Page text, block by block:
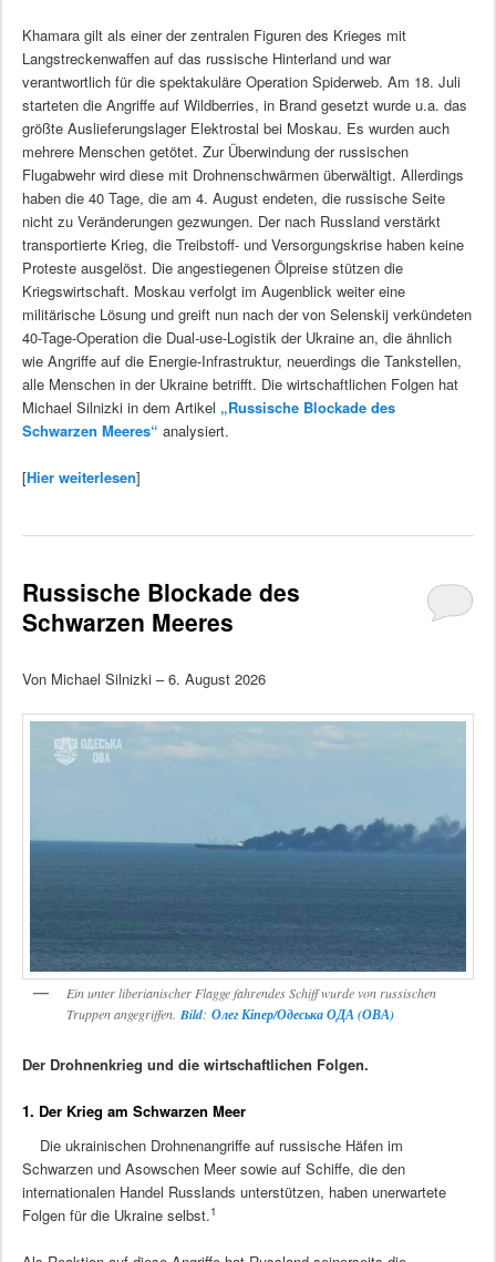
Khamara gilt als einer der zentralen Figuren des Krieges mit
Langstreckenwaffen auf das russische Hinterland und war
verantwortlich für die spektakuläre Operation Spiderweb. Am 18. Juli
starteten die Angriffe auf Wildberries, in Brand gesetzt wurde u.a. das
größte Auslieferungslager Elektrostal bei Moskau. Es wurden auch
mehrere Menschen getötet. Zur Überwindung der russischen
Flugabwehr wird diese mit Drohnenschwärmen überwältigt. Allerdings
haben die 40 Tage, die am 4. August endeten, die russische Seite
nicht zu Veränderungen gezwungen. Der nach Russland verstärkt
transportierte Krieg, die Treibstoff- und Versorgungskrise haben keine
Proteste ausgelöst. Die angestiegenen Ölpreise stützen die
Kriegswirtschaft. Moskau verfolgt im Augenblick weiter eine
militärische Lösung und greift nun nach der von Selenskij verkündeten
40-Tage-Operation die Dual-use-Logistik der Ukraine an, die ähnlich
wie Angriffe auf die Energie-Infrastruktur, neuerdings die Tankstellen,
alle Menschen in der Ukraine betrifft. Die wirtschaftlichen Folgen hat
Michael Silnizki in dem Artikel „Russische Blockade des
Schwarzen Meeres“ analysiert.
[Hier weiterlesen]
Russische Blockade des
Schwarzen Meeres
Von Michael Silnizki – 6. August 2026
Ein unter liberianischer Flagge fahrendes Schiff wurde von russischen
Truppen angegriffen. Bild: Олег Кіпер/Одеська ОДА (ОВА)
Der Drohnenkrieg und die wirtschaftlichen Folgen.
1. Der Krieg am Schwarzen Meer
Die ukrainischen Drohnenangriffe auf russische Häfen im
Schwarzen und Asowschen Meer sowie auf Schiffe, die den
internationalen Handel Russlands unterstützen, haben unerwartete
Folgen für die Ukraine selbst.1